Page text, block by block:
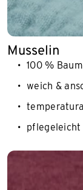
Musselin
100 %
weich &